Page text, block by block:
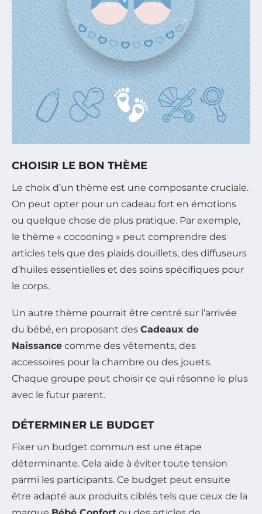
CHOISIR LE BON THÈME
Le choix d’un thème est une composante cruciale.
On peut opter pour un cadeau fort en émotions
ou quelque chose de plus pratique. Par exemple,
le thème « cocooning » peut comprendre des
articles tels que des plaids douillets, des diffuseurs
d’huiles essentielles et des soins spécifiques pour
le corps.
Un autre thème pourrait être centré sur l’arrivée
du bébé, en proposant des Cadeaux de
Naissance comme des vêtements, des
accessoires pour la chambre ou des jouets.
Chaque groupe peut choisir ce qui résonne le plus
avec le futur parent.
DÉTERMINER LE BUDGET
Fixer un budget commun est une étape
déterminante. Cela aide à éviter toute tension
parmi les participants. Ce budget peut ensuite
être adapté aux produits ciblés tels que ceux de la